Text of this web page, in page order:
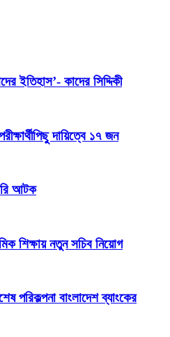
ইতিহাস’- কাদের সিদ্দিকী
দায়িত্বে ১৭ জন
আটক
শিক্ষায় নতুন সচিব নিয়োগ
পরিকল্পনা বাংলাদেশ ব্যাংকের